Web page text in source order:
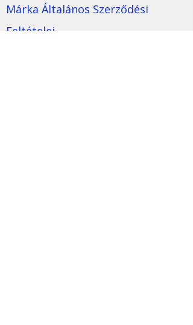
Márka Általános Szerződési
Feltételei